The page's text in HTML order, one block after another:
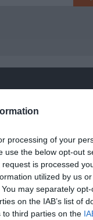
processing of your
use the below opt-out
is processed
utilized by us
may separately
on the IAB’s list of
to third parties on the